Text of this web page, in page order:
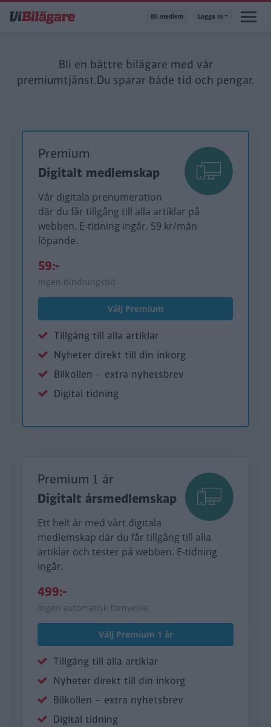
till
Bli medlem Logga in
Bli en bättre bilägare med vår
premiumtjänst.Du sparar både tid och pengar.
Premium
Digitalt medlemskap
Vår digitala prenumeration
där du får tillgång till alla artiklar på
webben. E-tidning ingår. 59 kr/mån
löpande.
59:-
Ingen bindningstid
Välj Premium
Tillgång till alla artiklar
Nyheter direkt till din inkorg
Bilkollen – extra nyhetsbrev
Digital tidning
Premium 1 år
Digitalt årsmedlemskap
Ett helt år med vårt digitala
medlemskap där du får tillgång till alla
artiklar och tester på webben. E-tidning
ingår.
499:-
Ingen automatisk förnyelse.
Välj Premium 1 år
Tillgång till alla artiklar
Nyheter direkt till din inkorg
Bilkollen – extra nyhetsbrev
Digital tidning